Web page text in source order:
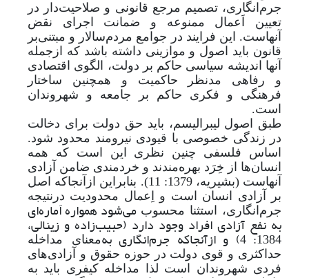
جرم‌انگاری، تصمیم مرجع قانونی و صلاحیت‌دار در
تعیین اَعمال ممنوعه و ضمانت اجرای نقض
آنهاست. این فرایند در جوامع مردم‌سالار و مبتنی‌بر
قانون باید اصول و موازینی داشته باشد که ازجمله
آنها اندیشه سیاسی حاکم بر دولت، الگوی اقتصادی
و رفاهی مدنظر حاکمیت و همچنین ساختار
فرهنگی و فکری حاکم بر جامعه و شهروندان
است.
طبق اصول لیبرالیسم، باید حق دولت برای دخالت
در زندگی خصوصی با قیودی نیرومند محدود شود.
اساس فلسفی چنین نظری این است که همه
انسان‌ها از خِرَد بهره‌مندند و خردمندی ضامن آزادی
آنهاست (بشیریه، 1379: 11). بنابراین ازآنجاکه اصل
بر آزادی انسان است و اِعمال محدودیت درنتیجه
جرم‌انگاری، استثنا محسوب می‌شود همواره اَماره‌ای
به نفع آزادی افراد وجود دارد (حبیب‌زاده و زینالی،
1384: 4) و ازآنجاکه جرم‌انگاری به
معنای مداخله
حداکثری و قوی دولت در حوزه حقوق و آزادی‌های
فردی شهروندان است لذا مداخله کیفری باید به